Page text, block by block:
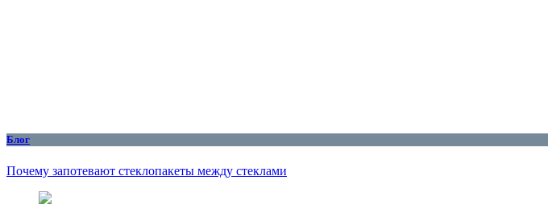
Блог
Почему запотевают стеклопакеты между стеклами